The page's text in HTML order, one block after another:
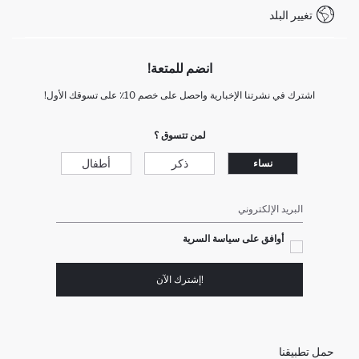
تغيير البلد
انضم للمتعة!
اشترك في نشرتنا الإخبارية واحصل على خصم 10٪ على تسوقك الأول!
لمن تتسوق ؟
نساء ذكر أطفال
البريد الإلكتروني
أوافق على سياسة السرية
!إشترك الآن
حمل تطبيقنا